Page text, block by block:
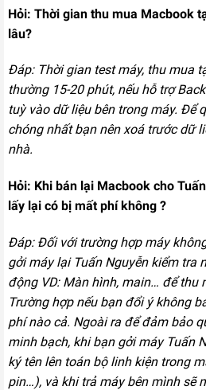
Hỏi: Thời gian thu mua Macbook
lâu?
Đáp: Thời gian test máy, thu mua
thường 15-20 phút, nếu hỗ trợ
tuỳ vào dữ liệu bên trong máy. Để
chóng nhất bạn nên xoá trước dữ
nhà.
Hỏi: Khi bán lại Macbook cho
lấy lại có bị mất phí không ?
Đáp: Đối với trường hợp máy
gởi máy lại Tuấn Nguyễn kiểm tra
động VD: Màn hình, main… để thu
Trường hợp nếu bạn đổi ý không
phí nào cả. Ngoài ra để đảm bảo
minh bạch, khi bạn gởi máy Tuấn
ký tên lên toán bộ linh kiện trong
pin…), và khi trả máy bên mình sẽ